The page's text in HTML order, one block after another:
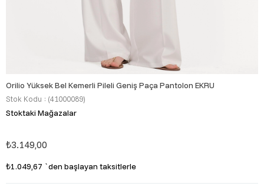
Orilio Yüksek Bel Kemerli Pileli Geniş Paça Pantolon EKRU
Stok Kodu (41000089)
Stoktaki Mağazalar
₺3.149,00
₺1.049,67 `den başlayan taksitlerle